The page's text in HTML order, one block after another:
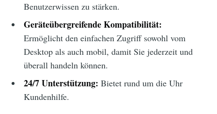
Benutzerwissen zu stärken.
Geräteübergreifende Kompatibilität:
Ermöglicht den einfachen Zugriff sowohl vom
Desktop als auch mobil, damit Sie jederzeit und
überall handeln können.
24/7 Unterstützung: Bietet rund um die Uhr
Kundenhilfe.